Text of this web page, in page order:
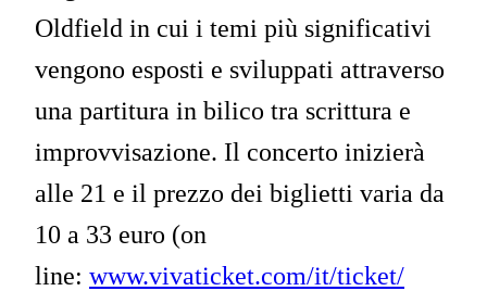
Oldfield in cui i temi più significativi
vengono esposti e sviluppati attraverso
una partitura in bilico tra scrittura e
improvvisazione. Il concerto inizierà
alle 21 e il prezzo dei biglietti varia da
10 a 33 euro (on
line: www.vivaticket.com/it/ticket/